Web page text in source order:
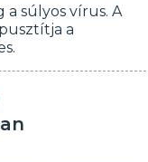
súlyos vírus. A
a